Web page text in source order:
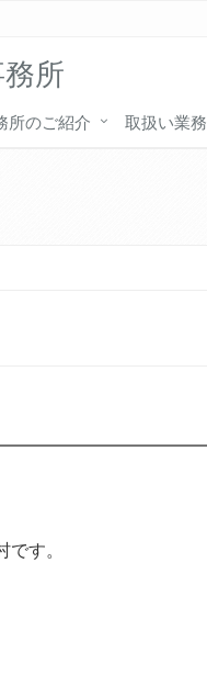
所
所のご紹介 取扱い業務
す。